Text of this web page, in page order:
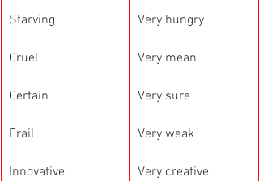
Starving Very hungry
Cruel Very mean
Certain Very sure
Frail Very weak
Innovative Very creative